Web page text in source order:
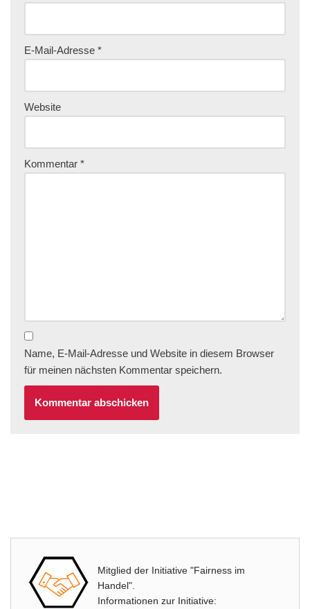
E-Mail-Adresse *
Website
Kommentar *
Name, E-Mail-Adresse und Website in diesem Browser
für meinen nächsten Kommentar speichern.
Mitglied der Initiative "Fairness im
Handel".
Informationen zur Initiative: